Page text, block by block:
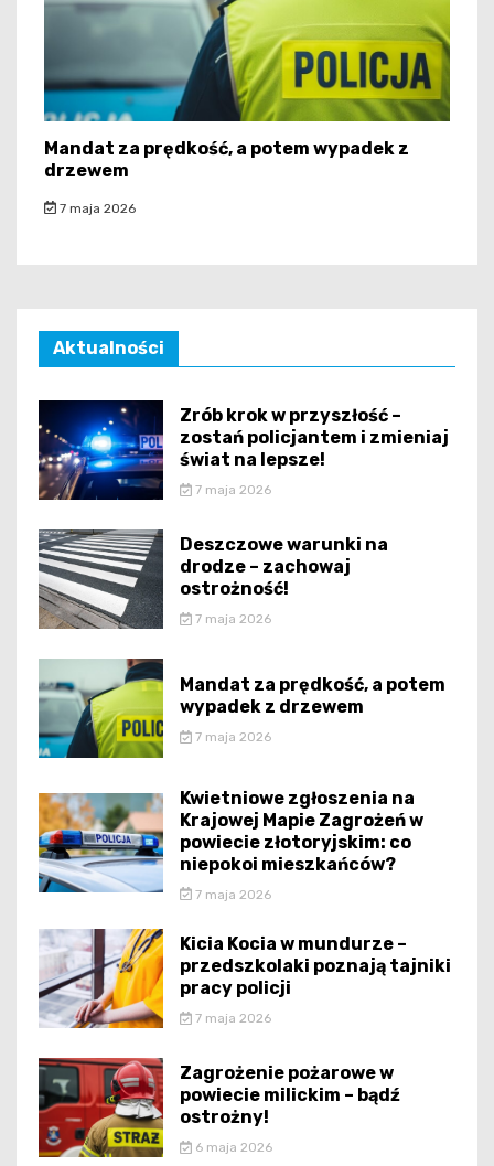
Mandat za prędkość, a potem wypadek z
drzewem
7 maja 2026
Aktualności
Zrób krok w przyszłość –
zostań policjantem i zmieniaj
świat na lepsze!
7 maja 2026
Deszczowe warunki na
drodze – zachowaj
ostrożność!
7 maja 2026
Mandat za prędkość, a potem
wypadek z drzewem
7 maja 2026
Kwietniowe zgłoszenia na
Krajowej Mapie Zagrożeń w
powiecie złotoryjskim: co
niepokoi mieszkańców?
7 maja 2026
Kicia Kocia w mundurze –
przedszkolaki poznają tajniki
pracy policji
7 maja 2026
Zagrożenie pożarowe w
powiecie milickim – bądź
ostrożny!
6 maja 2026